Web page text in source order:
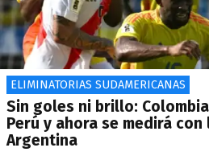
ELIMINATORIAS SUDAMERICANAS
Sin goles ni brillo:
Perú y ahora se medirá con
Argentina